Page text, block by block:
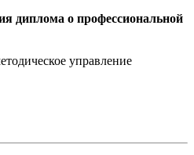
диплома о профессиональной
управление